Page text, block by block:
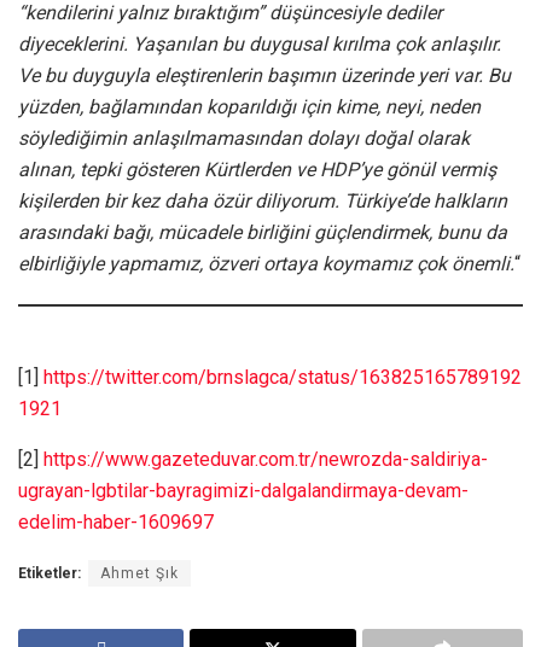
“kendilerini yalnız bıraktığım” düşüncesiyle dediler
diyeceklerini. Yaşanılan bu duygusal kırılma çok anlaşılır.
Ve bu duyguyla eleştirenlerin başımın üzerinde yeri var. Bu
yüzden, bağlamından koparıldığı için kime, neyi, neden
söylediğimin anlaşılmamasından dolayı doğal olarak
alınan, tepki gösteren Kürtlerden ve HDP’ye gönül vermiş
kişilerden bir kez daha özür diliyorum. Türkiye’de halkların
arasındaki bağı, mücadele birliğini güçlendirmek, bunu da
elbirliğiyle yapmamız, özveri ortaya koymamız çok önemli.“
[1]
https://twitter.com/brnslagca/status/163825165789192
1921
[2] https://www.gazeteduvar.com.tr/newrozda-saldiriya-
ugrayan-lgbtilar-bayragimizi-dalgalandirmaya-devam-
edelim-haber-1609697
Etiketler: Ahmet Şık